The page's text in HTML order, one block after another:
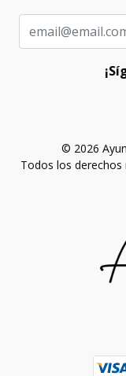
© 2026
Todos los derechos